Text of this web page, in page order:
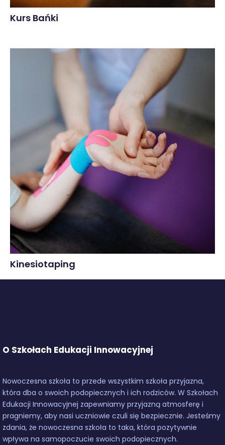
Kurs Bańki
Kinesiotaping
O Szkołach Edukacji Innowacyjnej
Nowoczesna szkoła to przede wszystkim szkoła przyjazna,
która dba o swoich podopiecznych i ich rodziców. W Szkołach
Edukacji Innowacyjnej zapewniamy przyjazną atmosferę i
pragniemy, aby nasi uczniowie czuli się bezpiecznie. Jesteśmy
zdania, że nowoczesna szkoła to taka, która pozytywnie
wpływa na samopoczucie swoich podopiecznych.